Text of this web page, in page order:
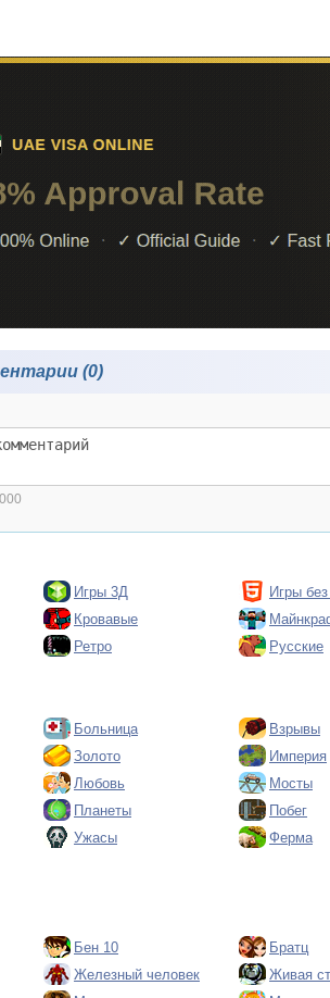
(0)
Игры 3Д Игры
Кровавые
Ретро Русские
Больница Взрывы
Золото Империя
Любовь Мосты
Планеты Побег
Ужасы Ферма
Бен 10 Братц
Железный человек Живая